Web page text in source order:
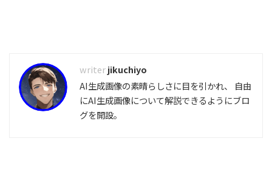
jikuchiyo
AI生成画像の素晴らしさに目を引かれ、 自由
にAI生成画像について解説できるようにブロ
グを開設。